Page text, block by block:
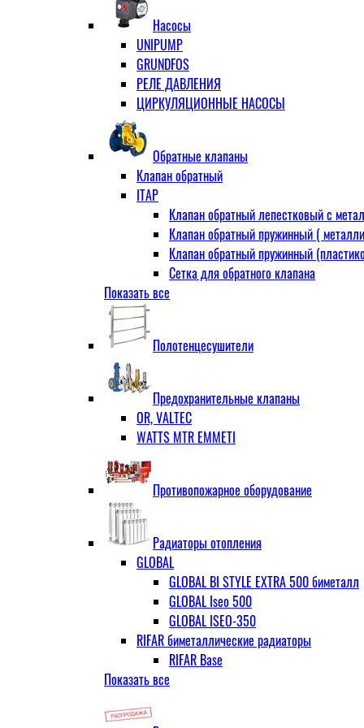
Ниппель прямой
Ниппель-переходник
Переходник ВН
Переходник НВ (футорка)
Сгон
Угловой
Тройник
Тройник переходной
Тройник равный
Угольник
ВВ
ВН
Удлинитель потока для радиатора
Насосы
UNIPUMP
GRUNDFOS
РЕЛЕ ДАВЛЕНИЯ
ЦИРКУЛЯЦИОННЫЕ НАСОСЫ
Обратные клапаны
Клапан обратный
ITAP
Клапан обратный лепестковый с
Клапан обратный пружинный (
Клапан обратный пружинный
Сетка для обратного клапана
VALTEC
АДЛ
RD30 Корпус/диск - чугун РN16 (Тмакс
ЧАЗ (двухдисковые)
Показать все
Полотенцесушители
Предохранительные клапаны
OR, VALTEC
WATTS MTR EMMETI
Противопожарное оборудование
Радиаторы отопления
GLOBAL
GLOBAL BI STYLE EXTRA 500 биметалл
GLOBAL Iseo 500
GLOBAL ISEO-350
RIFAR биметаллические радиаторы
RIFAR Base
Показать все